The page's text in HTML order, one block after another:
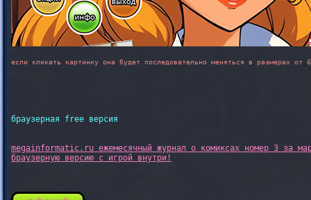
если кликать картинку она будет последовательно меняться в размерах от
браузерная free версия
megainformatic.ru ежемесячный журнал о комиксах номер 3 за